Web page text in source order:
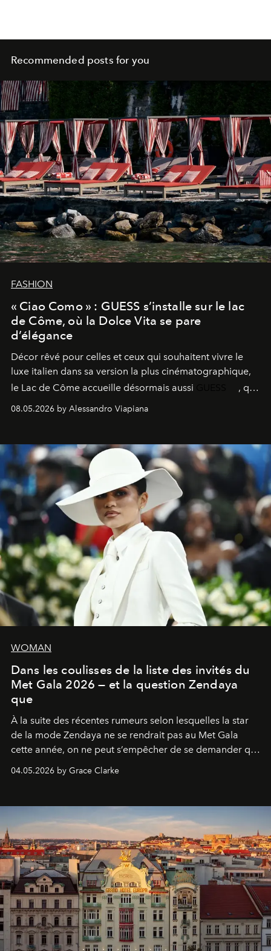
Recommended posts for you
FASHION
« Ciao Como » : GUESS s’installe sur le lac
de Côme, où la Dolce Vita se pare
d’élégance
Décor rêvé pour celles et ceux qui souhaitent vivre le
luxe italien dans sa version la plus cinématographique,
le Lac de Côme accueille désormais aussi
, qui
signe un takeover entre boutiques, hôtels, bateaux et
fragrances. L’une des opérations de style les plus
08.05.2026 by Alessandro Viapiana
WOMAN
Dans les coulisses de la liste des invités du
Met Gala 2026 — et la question Zendaya
que
À la suite des récentes rumeurs selon lesquelles la star
de la mode Zendaya ne se rendrait pas au Met Gala
cette année, on ne peut s’empêcher de se demander qui
sera présent.
04.05.2026 by Grace Clarke